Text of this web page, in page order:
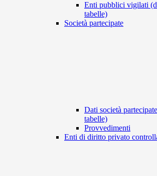
Enti pubblici vigilati
tabelle)
Società partecipate
Dati società
tabelle)
Provvedimenti
Enti di diritto privato